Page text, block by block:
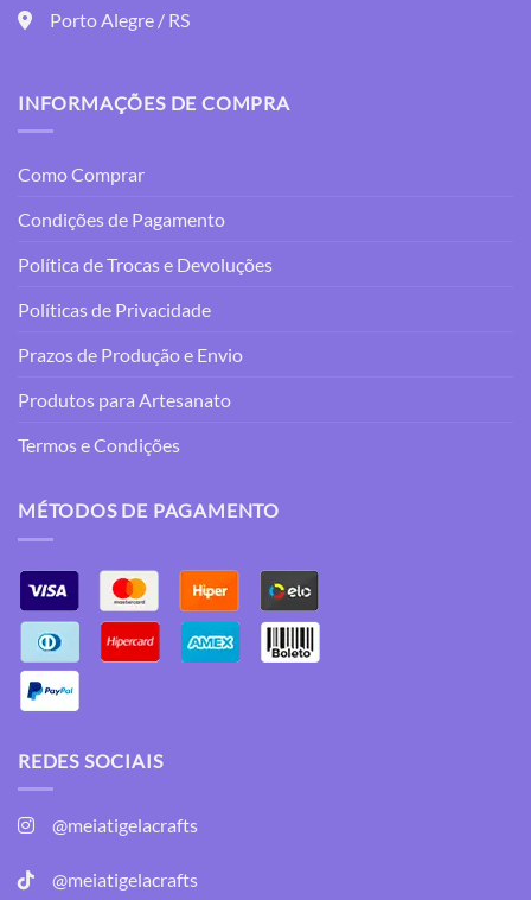
Porto Alegre / RS
INFORMAÇÕES DE COMPRA
Como Comprar
Condições de Pagamento
Política de Trocas e Devoluções
Políticas de Privacidade
Prazos de Produção e Envio
Produtos para Artesanato
Termos e Condições
MÉTODOS DE PAGAMENTO
REDES SOCIAIS
@meiatigelacrafts
@meiatigelacrafts